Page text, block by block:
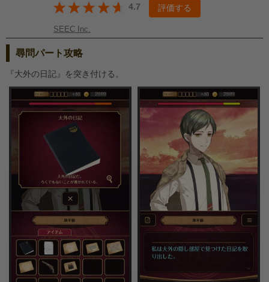
4.7 評価する
SEEC Inc.
尋問パート攻略
『大外の日記』を突き付ける。